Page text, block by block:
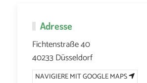
Adresse
Fichtenstraße 40
40233 Düsseldorf
NAVIGIERE MIT GOOGLE MAPS